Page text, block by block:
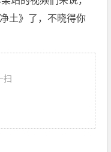
土》了，不晓得你
扫